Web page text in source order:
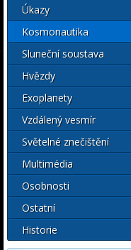
Úkazy
Kosmonautika
Sluneční soustava
Hvězdy
Exoplanety
Vzdálený vesmír
Světelné znečištění
Multimédia
Osobnosti
Ostatní
Historie